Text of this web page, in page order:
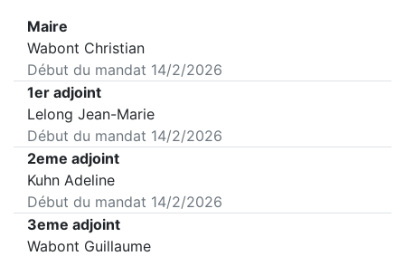
Maire
Wabont Christian
Début du mandat 14/2/2026
1er adjoint
Lelong Jean-Marie
Début du mandat 14/2/2026
2eme adjoint
Kuhn Adeline
Début du mandat 14/2/2026
3eme adjoint
Wabont Guillaume